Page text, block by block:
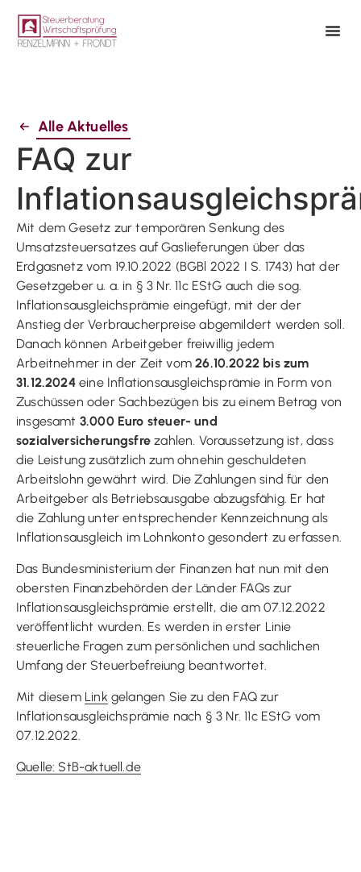
Alle Aktuelles
FAQ zur
Mit dem Gesetz zur temporären Senkung des
Umsatzsteuersatzes auf Gaslieferungen über das
Erdgasnetz vom 19.10.2022 (BGBl 2022 I S. 1743) hat der
Gesetzgeber u. a. in § 3 Nr. 11c EStG auch die sog.
Inflationsausgleichsprämie eingefügt, mit der der
Anstieg der Verbraucherpreise abgemildert werden soll.
Danach können Arbeitgeber freiwillig jedem
Arbeitnehmer in der Zeit vom26.10.2022 bis zum
31.12.2024eine Inflationsausgleichsprämie in Form von
Zuschüssen oder Sachbezügen bis zu einem Betrag von
insgesamt 3.000 Euro steuer- und
sozialversicherungsfrezahlen. Voraussetzung ist, dass
die Leistung zusätzlich zum ohnehin geschuldeten
Arbeitslohn gewährt wird. Die Zahlungen sind für den
Arbeitgeber als Betriebsausgabe abzugsfähig. Er hat
die Zahlung unter entsprechender Kennzeichnung als
Inflationsausgleich im Lohnkonto gesondert zu erfassen.
Das Bundesministerium der Finanzen hat nun mit den
obersten Finanzbehörden der Länder FAQs zur
Inflationsausgleichsprämie erstellt, die am 07.12.2022
veröffentlicht wurden. Es werden in erster Linie
steuerliche Fragen zum persönlichen und sachlichen
Umfang der Steuerbefreiung beantwortet.
Mit diesem Link gelangen Sie zu den FAQ zur
Inflationsausgleichsprämie nach § 3 Nr. 11c EStG vom
07.12.2022.
Quelle: StB-aktuell.de